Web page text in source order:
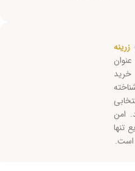
زرینه
خرید
امن
تنها
است.